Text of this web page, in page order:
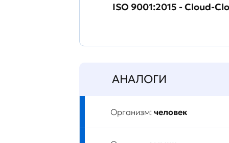
ISO 9001:2015 - Cloud-
АНАЛОГИ
Организм: человек